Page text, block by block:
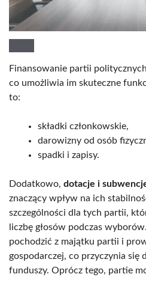
Finansowanie partii
co umożliwia im skuteczne
to:
składki członkowskie,
darowizny od osób
spadki i zapisy.
Dodatkowo, dotacje i
znaczący wpływ na ich
szczególności dla tych partii,
liczbę głosów podczas
pochodzić z majątku partii i
gospodarczej, co przyczynia się
funduszy. Oprócz tego, partie